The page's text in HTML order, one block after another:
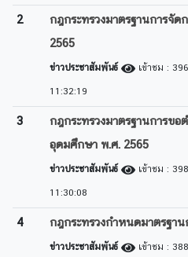
2
กฎกระทรวงมาตรฐานการจั
2565
ข่าวประชาสัมพันธ์ เข้าชม :
11:32:19
3
กฎกระทรวงมาตรฐานการข
อุดมศึกษา พ.ศ. 2565
ข่าวประชาสัมพันธ์ เข้าชม :
11:30:08
4 กฎกระทรวงกำหนดมาตรฐา
ข่าวประชาสัมพันธ์ เข้าชม :